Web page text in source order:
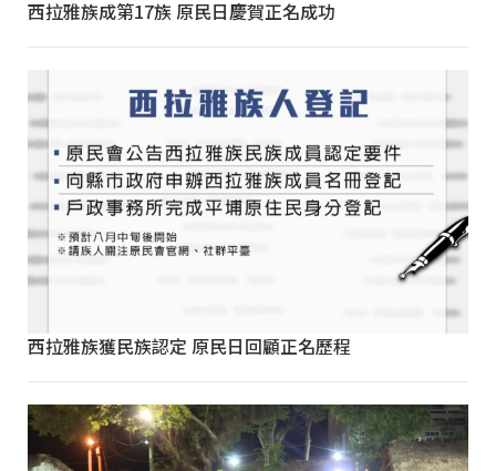
西拉雅族成第17族 原民日慶賀正名成功
西拉雅族獲民族認定 原民日回顧正名歷程